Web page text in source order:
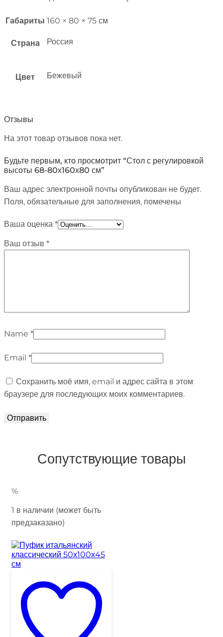
Габариты 160 × 80 × 75 см
Страна Россия
Цвет Бежевый
Отзывы
На этот товар отзывов пока нет.
Будьте первым, кто просмотрит “Стол с регулировкой
высоты 68-80х160х80 см”
Ваш адрес электронной почты опубликован не будет.
Поля, обязательные для заполнения, помечены
Ваша оценка *
Ваш отзыв *
Name *
Email *
Сохранить моё имя, email и адрес сайта в этом
браузере для последующих моих комментариев.
Сопутствующие товары
%
1 в наличии (может быть
предзаказано)